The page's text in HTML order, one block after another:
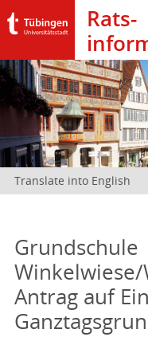
Rats­
Translate into English
Grundschule
Antrag auf